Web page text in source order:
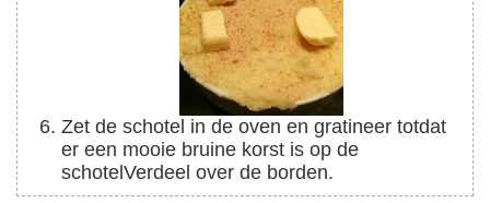
Zet de schotel in de oven en gratineer totdat
er een mooie bruine korst is op de
schotel Verdeel over de borden.